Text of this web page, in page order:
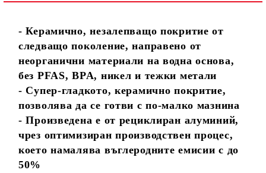
- Керамично, незалепващо покритие от
следващо поколение, направено от
неорганични материали на водна основа,
без PFAS, BPA, никел и тежки метали
- Супер-гладкото, керамично покритие,
позволява да се готви с по-малко мазнина
- Произведена е от рециклиран алуминий,
чрез оптимизиран производствен процес,
което намалява въглеродните емисии с до
50%